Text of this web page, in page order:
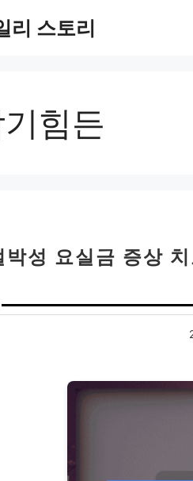
리 스토리
힘든
박성 요실금 증상